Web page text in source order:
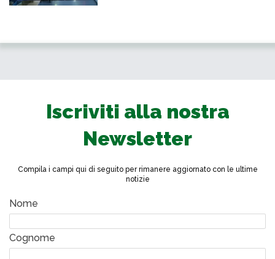
Iscriviti alla nostra
Newsletter
Compila i campi qui di seguito per rimanere aggiornato con le ultime
notizie
Nome
Cognome